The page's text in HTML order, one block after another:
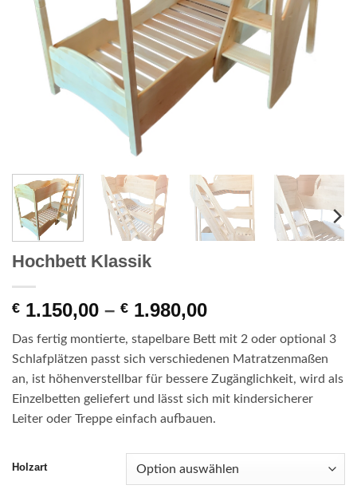
Hochbett Klassik
€ 1.150,00 – € 1.980,00Preisspanne:
bis
€ 1.980,00
Das fertig montierte, stapelbare Bett mit 2 oder optional 3
Schlafplätzen passt sich verschiedenen Matratzenmaßen
an, ist höhenverstellbar für bessere Zugänglichkeit, wird als
Einzelbetten geliefert und lässt sich mit kindersicherer
Leiter oder Treppe einfach aufbauen.
Holzart